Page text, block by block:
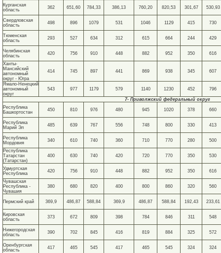
Курганская
область
362 651,60 784,33 386,13 760,20 820,53 301,67 530,93
Свердловская
область
498 896 1079 531 1046 1129 415 730
Тюменская
область
293 527 634 312 615 664 244 429
Челябинская
область
420 756 910 448 882 952 350 616
Ханты-
Мансийский
автономный
округ - Югра
414 745 897 441 869 938 345 607
Ямало-Ненецкий
автономный
округ
543 977 1179 579 1140 1230 452 796
7- Приволжский федеральный округ
Республика
Башкортостан
450 810 976 480 945 1020 378 660
Республика
Марий Эл
485 639 767 556 748 800 330 413
Республика
Мордовия
340 610 740 360 710 770 280 500
Республика
Татарстан
(Татарстан)
400 630 740 420 720 770 350 530
Удмуртская
Республика
420 756 910 448 882 952 350 616
Чувашская
Республика -
Чувашия
380 680 820 400 800 860 320 560
Пермский край 369,9 486,87 588,84 369,9 486,87 588,84 192,43 233,61
Кировская
область
373 672 809 398 784 846 311 548
Нижегородская
область
390 702 845 416 819 884 325 572
Оренбургская
область
417 465 545 417 465 545 324 324